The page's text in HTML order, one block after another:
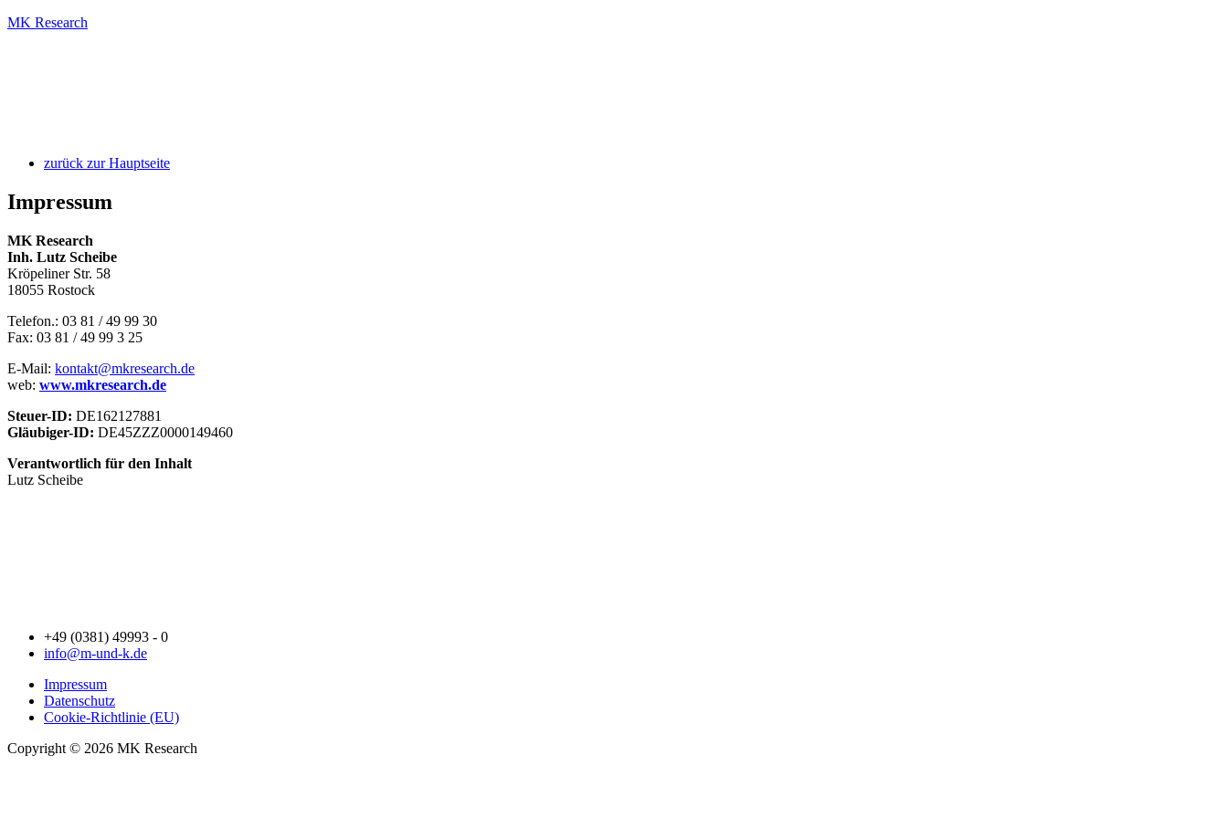
MK Research
zurück zur Hauptseite
Impressum
MK Research
Inh. Lutz Scheibe
Kröpeliner Str. 58
18055 Rostock
Telefon.: 03 81 / 49 99 30
Fax: 03 81 / 49 99 3 25
E-Mail: kontakt@mkresearch.de
web: www.mkresearch.de
Steuer-ID: DE162127881
Gläubiger-ID: DE45ZZZ0000149460
Verantwortlich für den Inhalt
Lutz Scheibe
+49 (0381) 49993 - 0
info@m-und-k.de
Impressum
Datenschutz
Cookie-Richtlinie (EU)
Copyright © 2026 MK Research